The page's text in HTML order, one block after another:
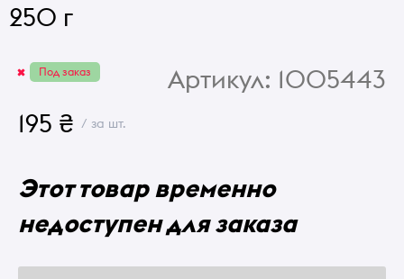
250 г
Под заказ Артикул: 1005443
195 ₴ / за шт.
Этот товар временно
недоступен для заказа